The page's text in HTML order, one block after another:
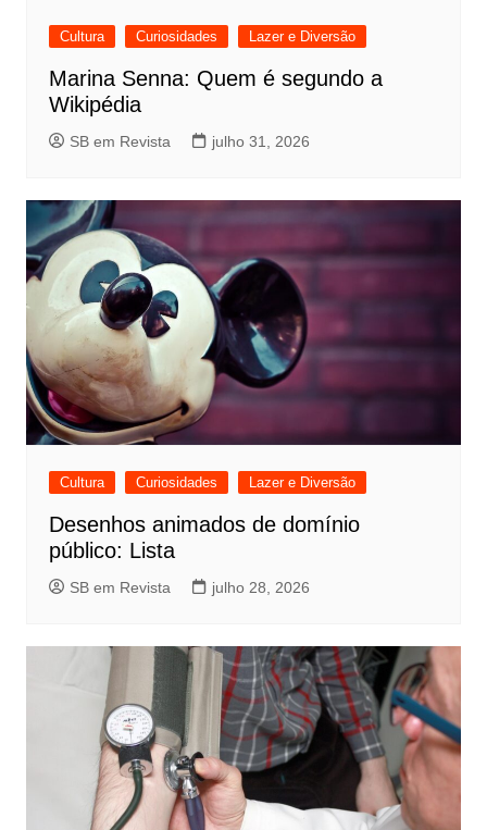
Cultura Curiosidades Lazer e Diversão
Marina Senna: Quem é segundo a
Wikipédia
SB em Revista julho 31, 2026
Cultura Curiosidades Lazer e Diversão
Desenhos animados de domínio
público: Lista
SB em Revista julho 28, 2026